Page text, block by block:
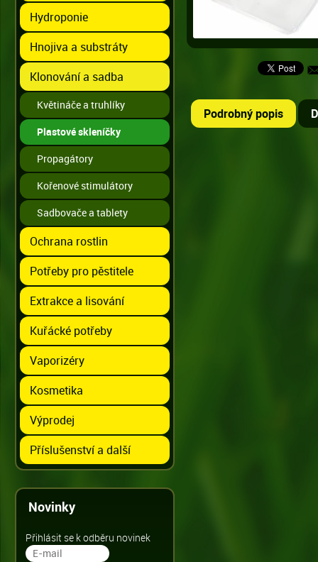
Hydroponie
Hnojiva a substráty
Klonování a sadba
Květináče a truhlíky
Plastové skleníčky
Propagátory
Kořenové stimulátory
Sadbovače a tablety
Ochrana rostlin
Potřeby pro pěstitele
Extrakce a lisování
Kuřácké potřeby
Vaporizéry
Kosmetika
Výprodej
Příslušenství a další
Novinky
Přihlásit se k odběru novinek
Podrobný popis